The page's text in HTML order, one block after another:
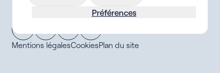
Préférences
Mentions légalesCookiesPlan du site